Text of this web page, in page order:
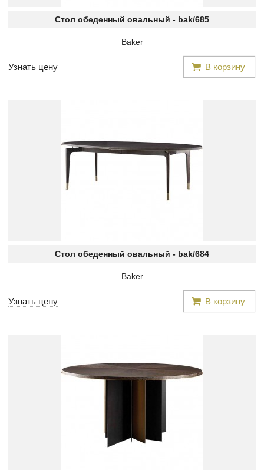
Стол обеденный овальный - bak/685
Baker
Узнать цену В корзину
Стол обеденный овальный - bak/684
Baker
Узнать цену В корзину